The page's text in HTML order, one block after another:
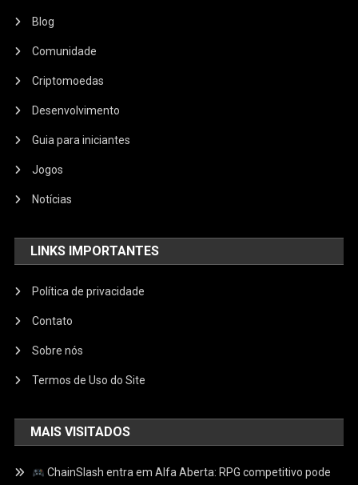
Blog
Comunidade
Criptomoedas
Desenvolvimento
Guia para iniciantes
Jogos
Notícias
LINKS IMPORTANTES
Política de privacidade
Contato
Sobre nós
Termos de Uso do Site
MAIS VISITADOS
ChainSlash entra em Alfa Aberta: RPG competitivo pode